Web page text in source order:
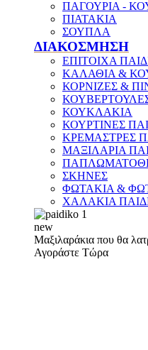
ΠΑΓΟΥΡΙΑ -
ΠΙΑΤΑΚΙΑ
ΣΟΥΠΛΑ
ΔΙΑΚΟΣΜΗΣΗ
ΕΠΙΤΟΙΧΑ
ΚΑΛΑΘΙΑ &
ΚΟΡΝΙΖΕΣ &
ΚΟΥΚΛΑΚΙΑ
ΚΟΥΡΤΙΝΕΣ
ΚΡΕΜΑΣΤΡΕΣ
ΜΑΞΙΛΑΡΙΑ
ΣΚΗΝΕΣ
ΦΩΤΑΚΙΑ &
ΧΑΛΑΚΙΑ
new
Μαξιλαράκια που θα
Αγοράστε Τώρα